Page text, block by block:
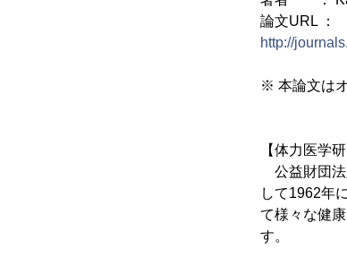
論文URL ：
http://
※ 本論文は
【体力医学
公益財団法
して1962年
て様々な健
す。